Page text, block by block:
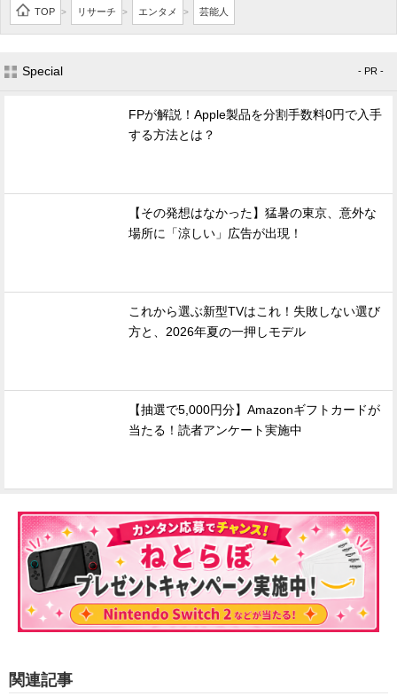
TOP > リサーチ > エンタメ > 芸能人
Special - PR -
FPが解説！Apple製品を分割手数料0円で入手
する方法とは？
【その発想はなかった】猛暑の東京、意外な
場所に「涼しい」広告が出現！
これから選ぶ新型TVはこれ！失敗しない選び
方と、2026年夏の一押しモデル
【抽選で5,000円分】Amazonギフトカードが
当たる！読者アンケート実施中
関連記事